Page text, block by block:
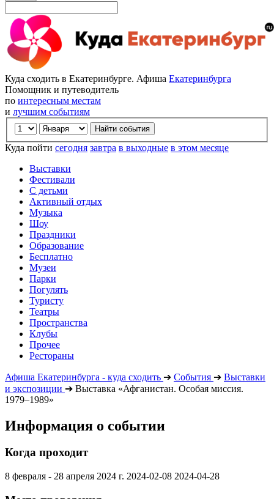
Куда сходить в Екатеринбурге. Афиша Екатеринбурга
Помощник и путеводитель
по интересным местам
и лучшим событиям
Куда пойти сегодня завтра в выходные в этом месяце
Выставки
Фестивали
С детьми
Активный отдых
Музыка
Шоу
Праздники
Образование
Бесплатно
Музеи
Парки
Погулять
Туристу
Театры
Пространства
Клубы
Прочее
Рестораны
Афиша Екатеринбурга - куда сходить ➔ События ➔ Выставки
и экспозиции ➔ Выставка «Афганистан. Особая миссия.
1979–1989»
Информация о событии
Когда проходит
8 февраля - 28 апреля 2024 г. 2024-02-08 2024-04-28